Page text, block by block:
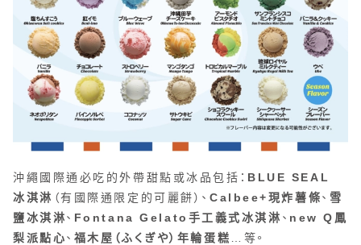
沖繩國際通必吃的外帶甜點或冰品包括： BLUE SEAL
冰淇淋 （有國際通限定的可麗餅）、 Calbee+現炸薯條、 雪
鹽冰淇淋、 Fontana Gelato手工義式冰淇淋 、 new Q鳳
梨派點心、 福木屋（ふくぎや）年輪蛋糕 …等。